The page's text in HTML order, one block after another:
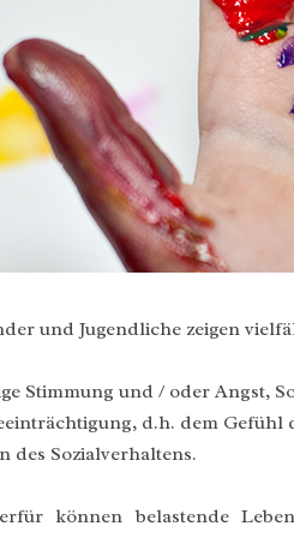
und Jugendliche zeigen
Stimmung und / oder Angst,
d.h. dem
des Sozialverhaltens.
können belastende